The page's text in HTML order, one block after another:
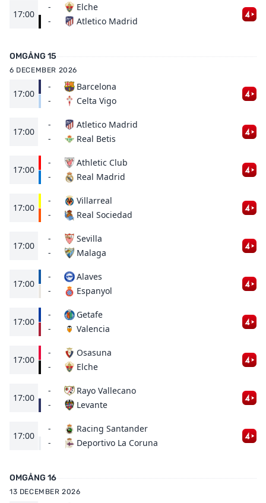
17:00
-
-
Elche
Atletico Madrid
OMGÅNG 15
6 DECEMBER 2026
17:00
-
-
Barcelona
Celta Vigo
17:00
-
-
Atletico Madrid
Real Betis
17:00
-
-
Athletic Club
Real Madrid
17:00
-
-
Villarreal
Real Sociedad
17:00
-
-
Sevilla
Malaga
17:00
-
-
Alaves
Espanyol
17:00
-
-
Getafe
Valencia
17:00
-
-
Osasuna
Elche
17:00
-
-
Rayo Vallecano
Levante
17:00
-
-
Racing Santander
Deportivo La Coruna
OMGÅNG 16
13 DECEMBER 2026